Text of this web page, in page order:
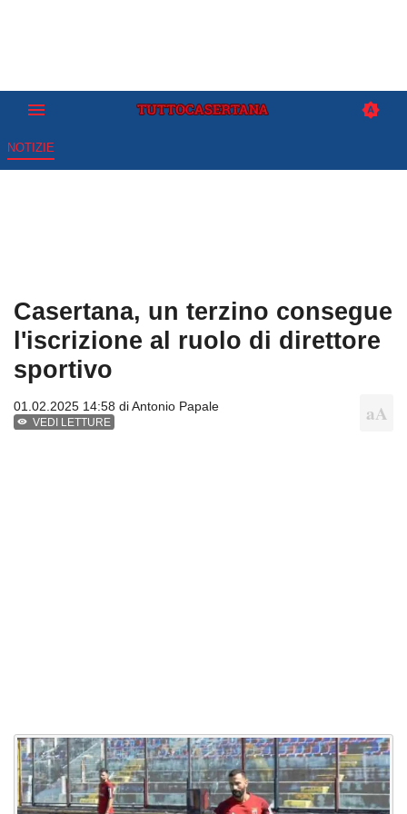
NOTIZIE
Casertana, un terzino consegue
l'iscrizione al ruolo di direttore
sportivo
01.02.2025 14:58 diAntonio Papale
VEDI LETTURE